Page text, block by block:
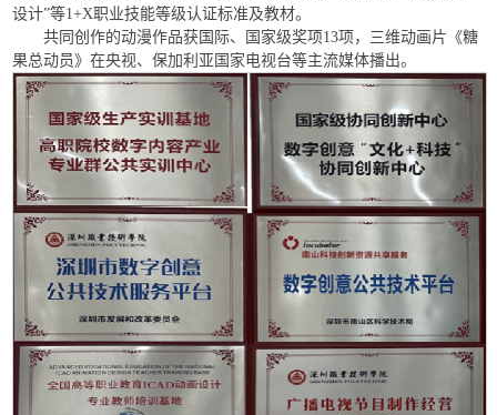
设计”等1+X职业技能等级认证标准及教材。
共同创作的动漫作品获国际、国家级奖项13项，三维动画片《糖
果总动员》在央视、保加利亚国家电视台等主流媒体播出。